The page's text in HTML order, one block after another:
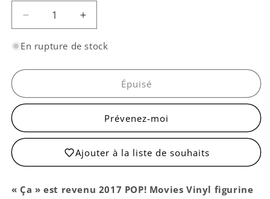
Réduire
la
quantité
Pennywise
Pattes
Augmenter
la
quantité
Pennywise
Pattes
En rupture de stock
Épuisé
Prévenez-moi
Ajouter à la liste de souhaits
« Ça » est revenu 2017 POP! Movies Vinyl figurine